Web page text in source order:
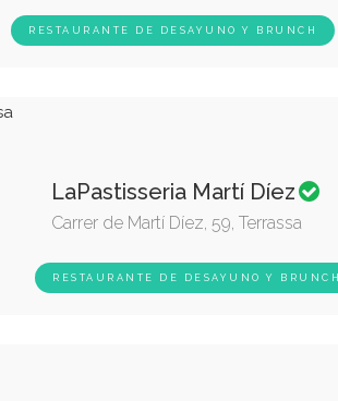
RESTAURANTE DE DESAYUNO Y BRUNCH
RESTAURANTE DE DESAYUNO Y BRUNCH
LaPastisseria Martí Díez
Carrer de Martí Díez, 59, Terrassa